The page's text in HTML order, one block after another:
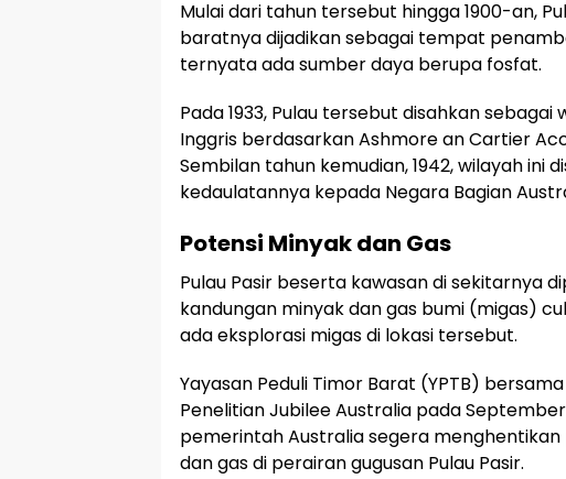
Mulai dari tahun tersebut hingga 1900-an,
baratnya dijadikan sebagai tempat
ternyata ada sumber daya berupa fosfat.
Pada 1933, Pulau tersebut disahkan sebagai
Inggris berdasarkan Ashmore an Cartier
Sembilan tahun kemudian, 1942, wilayah ini
kedaulatannya kepada Negara Bagian
Potensi Minyak dan Gas
Pulau Pasir beserta kawasan di sekitarnya
kandungan minyak dan gas bumi (migas)
ada eksplorasi migas di lokasi tersebut.
Yayasan Peduli Timor Barat (YPTB)
Penelitian Jubilee Australia pada
pemerintah Australia segera
dan gas di perairan gugusan Pulau Pasir.